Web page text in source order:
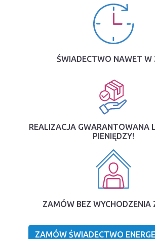
ŚWIADECTWO NAWET W
REALIZACJA GWARANTOWANA
PIENIĘDZY!
ZAMÓW BEZ WYCHODZENIA
ZAMÓW ŚWIADECTWO